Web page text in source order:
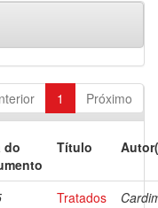
1 Próximo
do
Título
Tratados